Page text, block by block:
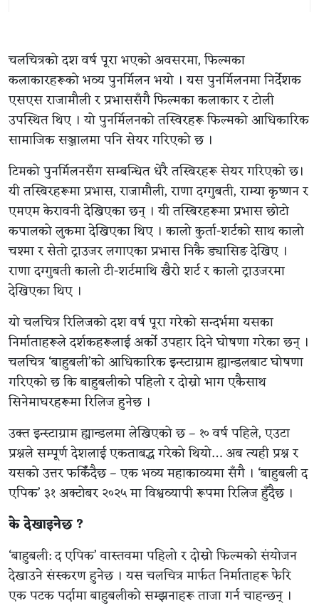
चलचित्रको दश वर्ष पूरा भएको अवसरमा, फिल्मका
कलाकारहरूको भव्य पुनर्मिलन भयो । यस पुनर्मिलनमा निर्देशक
एसएस राजामौली र प्रभाससँगै फिल्मका कलाकार र टोली
उपस्थित थिए । यो पुनर्मिलनको तस्विरहरू फिल्मको आधिकारिक
सामाजिक सञ्जालमा पनि सेयर गरिएको छ ।
टिमको पुनर्मिलनसँग सम्बन्धित धेरै तस्बिरहरू सेयर गरिएको छ।
यी तस्बिरहरूमा प्रभास, राजामौली, राणा दग्गुबती, राम्या कृष्णन र
एमएम केरावनी देखिएका छन् । यी तस्बिरहरूमा प्रभास छोटो
कपालको लुकमा देखिएका थिए । कालो कुर्ता-शर्टको साथ कालो
चश्मा र सेतो ट्राउजर लगाएका प्रभास निकै ड्यासिङ देखिए ।
राणा दग्गुबती कालो टी-शर्टमाथि खैरो शर्ट र कालो ट्राउजरमा
देखिएका थिए ।
यो चलचित्र रिलिजको दश वर्ष पूरा गरेको सन्दर्भमा यसका
निर्माताहरूले दर्शकहरूलाई अर्को उपहार दिने घोषणा गरेका छन् ।
चलचित्र ‘बाहुबली’को आधिकारिक इन्स्टाग्राम ह्यान्डलबाट घोषणा
गरिएको छ कि बाहुबलीको पहिलो र दोस्रो भाग एकैसाथ
सिनेमाघरहरूमा रिलिज हुनेछ ।
उक्त इन्स्टाग्राम ह्यान्डलमा लेखिएको छ – १० वर्ष पहिले, एउटा
प्रश्नले सम्पूर्ण देशलाई एकताबद्ध गरेको थियो… अब त्यही प्रश्न र
यसको उत्तर फर्किँदैछ – एक भव्य महाकाव्यमा सँगै । ‘बाहुबली द
एपिक’ ३१ अक्टोबर २०२५ मा विश्वव्यापी रूपमा रिलिज हुँदैछ ।
के देखाइनेछ ?
‘बाहुबली: द एपिक’ वास्तवमा पहिलो र दोस्रो फिल्मको संयोजन
देखाउने संस्करण हुनेछ । यस चलचित्र मार्फत निर्माताहरू फेरि
एक पटक पर्दामा बाहुबलीको सम्झनाहरू ताजा गर्न चाहन्छन् ।